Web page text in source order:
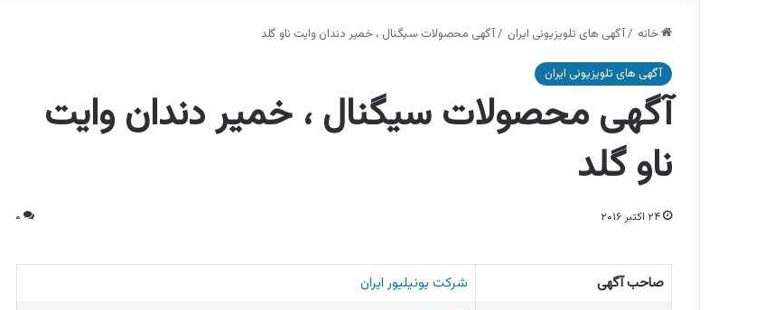
خانه /آگهی های تلویزیونی ایران /آگهی محصولات سیگنال ، خمیر دندان وایت ناو گلد
آگهی های تلویزیونی ایران
آگهی محصولات سیگنال ، خمیر دندان وایت
ناو گلد
۲۴ اکتبر ۲۰۱۶ ۰
صاحب آگهی
شرکت یونیلیور ایران